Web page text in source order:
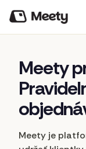
Meety
Meety je